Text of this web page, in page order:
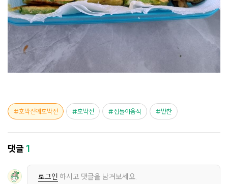
호박전애호박전 호박전 집들이음식 반찬
댓글1
로그인 하시고 댓글을 남겨보세요.